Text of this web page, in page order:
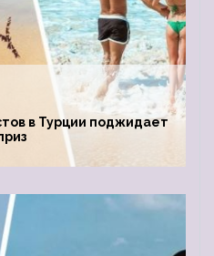
в Турции поджидает